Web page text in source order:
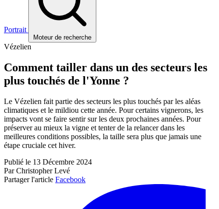
Portrait
Moteur de recherche
Vézelien
Comment tailler dans un des secteurs les
plus touchés de l'Yonne ?
Le Vézelien fait partie des secteurs les plus touchés par les aléas
climatiques et le mildiou cette année. Pour certains vignerons, les
impacts vont se faire sentir sur les deux prochaines années. Pour
préserver au mieux la vigne et tenter de la relancer dans les
meilleures conditions possibles, la taille sera plus que jamais une
étape cruciale cet hiver.
Publié le 13 Décembre 2024
Par Christopher Levé
Partager l'article Facebook